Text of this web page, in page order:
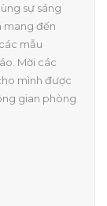
sự sáng
mang đến
mẫu
Mời các
mình được
gian phòng